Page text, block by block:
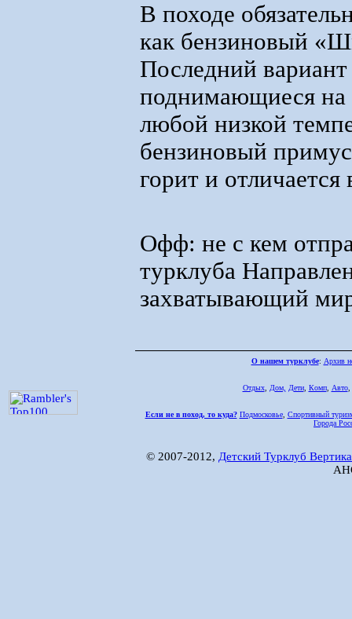
В походе
как бензиновый
Последний
поднимающиеся на
любой низкой
бензиновый
горит и
Офф: не с кем
турклуба
захватывающий
О нашем турклубе: Архив
Отдых, Дом, Дети, Комп, Авто,
Если не в поход, то куда? Подмосковье, Спортивный
Города
© 2007-2012, Детский Турклуб